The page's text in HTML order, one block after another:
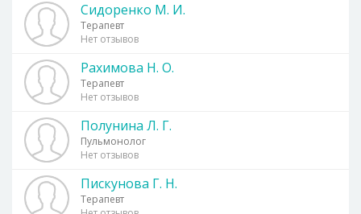
Сидоренко М. И.
Терапевт
Нет отзывов
Рахимова Н. О.
Терапевт
Нет отзывов
Полунина Л. Г.
Пульмонолог
Нет отзывов
Пискунова Г. Н.
Терапевт